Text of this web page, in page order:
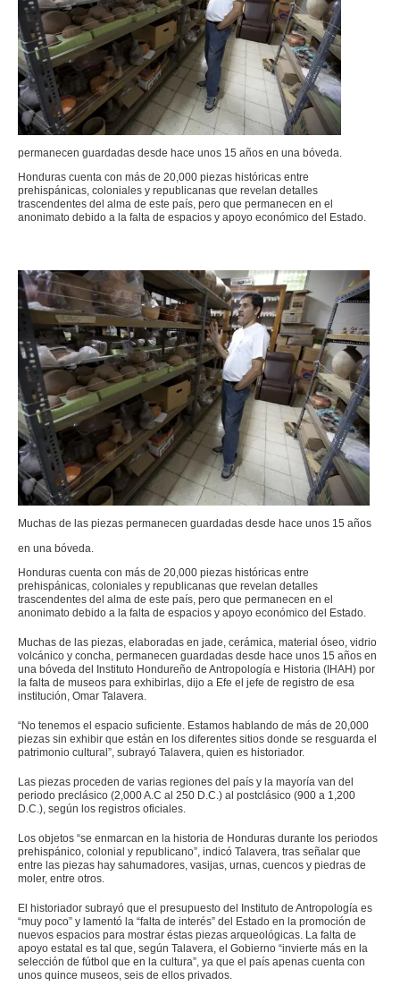
permanecen guardadas desde hace unos 15 años en una bóveda.
Honduras cuenta con más de 20,000 piezas históricas entre
prehispánicas, coloniales y republicanas que revelan detalles
trascendentes del alma de este país, pero que permanecen en el
anonimato debido a la falta de espacios y apoyo económico del Estado.
Muchas de las piezas permanecen guardadas desde hace unos 15 años
en una bóveda.
Honduras cuenta con más de 20,000 piezas históricas entre
prehispánicas, coloniales y republicanas que revelan detalles
trascendentes del alma de este país, pero que permanecen en el
anonimato debido a la falta de espacios y apoyo económico del Estado.
Muchas de las piezas, elaboradas en jade, cerámica, material óseo, vidrio
volcánico y concha, permanecen guardadas desde hace unos 15 años en
una bóveda del Instituto Hondureño de Antropología e Historia (IHAH) por
la falta de museos para exhibirlas, dijo a Efe el jefe de registro de esa
institución, Omar Talavera.
“No tenemos el espacio suficiente. Estamos hablando de más de 20,000
piezas sin exhibir que están en los diferentes sitios donde se resguarda el
patrimonio cultural”, subrayó Talavera, quien es historiador.
Las piezas proceden de varias regiones del país y la mayoría van del
periodo preclásico (2,000 A.C al 250 D.C.) al postclásico (900 a 1,200
D.C.), según los registros oficiales.
Los objetos “se enmarcan en la historia de Honduras durante los periodos
prehispánico, colonial y republicano”, indicó Talavera, tras señalar que
entre las piezas hay sahumadores, vasijas, urnas, cuencos y piedras de
moler, entre otros.
El historiador subrayó que el presupuesto del Instituto de Antropología es
“muy poco” y lamentó la “falta de interés” del Estado en la promoción de
nuevos espacios para mostrar éstas piezas arqueológicas. La falta de
apoyo estatal es tal que, según Talavera, el Gobierno “invierte más en la
selección de fútbol que en la cultura”, ya que el país apenas cuenta con
unos quince museos, seis de ellos privados.